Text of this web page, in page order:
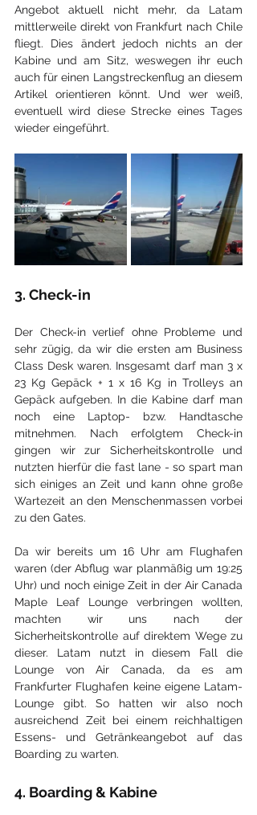
Angebot aktuell nicht mehr, da Latam
mittlerweile direkt von Frankfurt nach Chile
fliegt. Dies ändert jedoch nichts an der
Kabine und am Sitz, weswegen ihr euch
auch für einen Langstreckenflug an diesem
Artikel orientieren könnt. Und wer weiß,
eventuell wird diese Strecke eines Tages
wieder eingeführt.
3. Check-in
Der Check-in verlief ohne Probleme und
sehr zügig, da wir die ersten am Business
Class Desk waren. Insgesamt darf man 3 x
23 Kg Gepäck + 1 x 16 Kg in Trolleys an
Gepäck aufgeben. In die Kabine darf man
noch eine Laptop- bzw. Handtasche
mitnehmen. Nach erfolgtem Check-in
gingen wir zur Sicherheitskontrolle und
nutzten hierfür die fast lane - so spart man
sich einiges an Zeit und kann ohne große
Wartezeit an den Menschenmassen vorbei
zu den Gates.
Da wir bereits um 16 Uhr am Flughafen
waren (der Abflug war planmäßig um 19:25
Uhr) und noch einige Zeit in der Air Canada
Maple Leaf Lounge verbringen wollten,
machten wir uns nach der
Sicherheitskontrolle auf direktem Wege zu
dieser. Latam nutzt in diesem Fall die
Lounge von Air Canada, da es am
Frankfurter Flughafen keine eigene Latam-
Lounge gibt. So hatten wir also noch
ausreichend Zeit bei einem reichhaltigen
Essens- und Getränkeangebot auf das
Boarding zu warten.
4. Boarding & Kabine